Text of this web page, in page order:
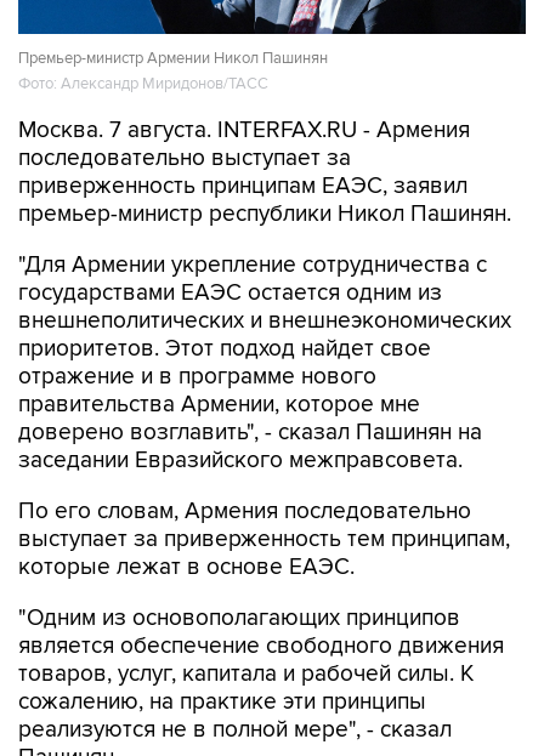
Премьер-министр Армении Никол Пашинян
Фото: Александр Миридонов/ТАСС
Москва. 7 августа. INTERFAX.RU - Армения
последовательно выступает за
приверженность принципам ЕАЭС, заявил
премьер-министр республики Никол Пашинян.
"Для Армении укрепление сотрудничества с
государствами ЕАЭС остается одним из
внешнеполитических и внешнеэкономических
приоритетов. Этот подход найдет свое
отражение и в программе нового
правительства Армении, которое мне
доверено возглавить", - сказал Пашинян на
заседании Евразийского межправсовета.
По его словам, Армения последовательно
выступает за приверженность тем принципам,
которые лежат в основе ЕАЭС.
"Одним из основополагающих принципов
является обеспечение свободного движения
товаров, услуг, капитала и рабочей силы. К
сожалению, на практике эти принципы
реализуются не в полной мере", - сказал